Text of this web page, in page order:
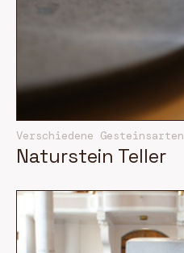
Verschiedene Gesteinsarten
Naturstein Teller